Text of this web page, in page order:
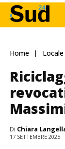
Home Locale
Di Chiara
17 SETTEMBRE 2025